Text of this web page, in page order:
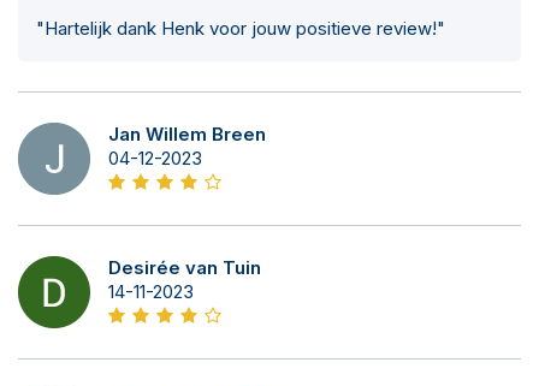
"Hartelijk dank Henk voor jouw positieve review!"
Jan Willem Breen
04-12-2023
Desirée van Tuin
14-11-2023